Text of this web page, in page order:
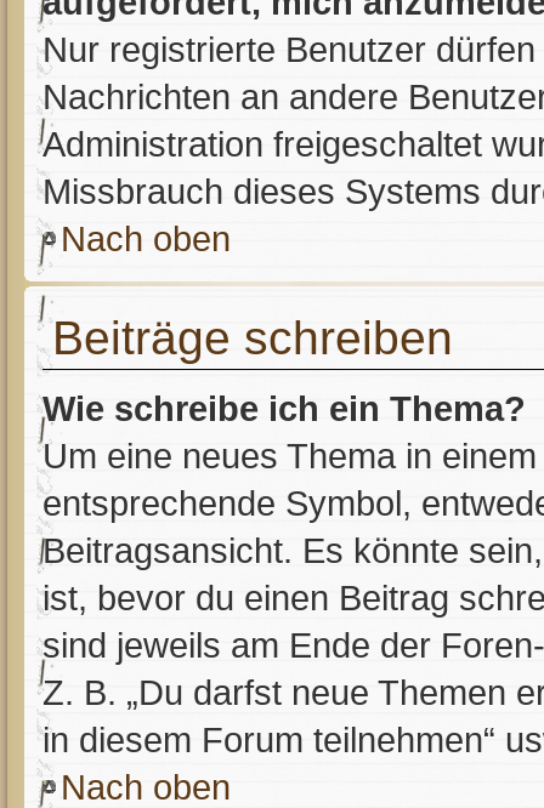
Nur registrierte Benutzer
Nachrichten an andere
Administration freigeschaltet
Missbrauch dieses Systems
Nach oben
Beiträge schreiben
Wie schreibe ich ein Thema?
Um eine neues Thema in
entsprechende Symbol,
Beitragsansicht. Es könnte
ist, bevor du einen Beitrag
sind jeweils am Ende der
Z. B. „Du darfst neue Themen
in diesem Forum teilnehmen“
Nach oben